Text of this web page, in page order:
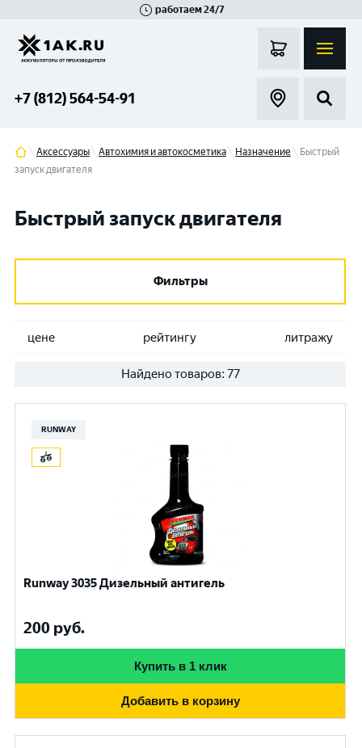
работаем 24/7
+7 (812) 564-54-91
Аксессуары Автохимия и автокосметика Назначение
Быстрый
запуск двигателя
Быстрый запуск двигателя
Фильтры
цене рейтингу литражу
Найдено товаров: 77
RUNWAY
Runway 3035 Дизельный антигель
200 руб.
Купить в 1 клик
Добавить в корзину
Гатчина